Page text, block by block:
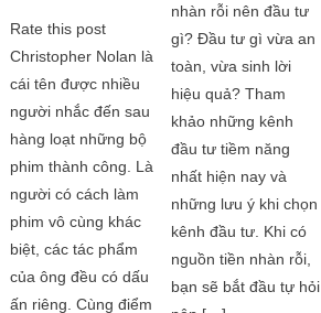
Rate this post
Christopher Nolan là
cái tên được nhiều
người nhắc đến sau
hàng loạt những bộ
phim thành công. Là
người có cách làm
phim vô cùng khác
biệt, các tác phẩm
của ông đều có dấu
ấn riêng. Cùng điểm
nhàn rỗi nên đầu tư
gì? Đầu tư gì vừa an
toàn, vừa sinh lời
hiệu quả? Tham
khảo những kênh
đầu tư tiềm năng
nhất hiện nay và
những lưu ý khi chọn
kênh đầu tư. Khi có
nguồn tiền nhàn rỗi,
bạn sẽ bắt đầu tự hỏi